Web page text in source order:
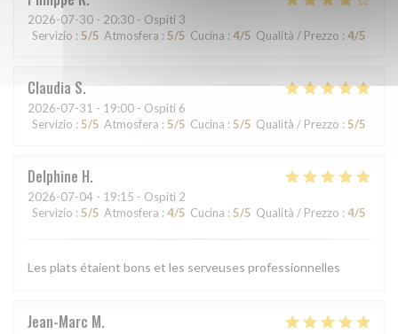
2026-07-30 - 20:30 - Ospiti 3
Servizio : 5/5 Atmosfera : 5/5 Cucina : 4/5 Qualità / Prezzo : 4/5
Claudia S
2026-07-31 - 19:00 - Ospiti 6
Servizio : 5/5 Atmosfera : 5/5 Cucina : 5/5 Qualità / Prezzo : 5/5
Delphine H
2026-07-04 - 19:15 - Ospiti 2
Servizio : 5/5 Atmosfera : 4/5 Cucina : 5/5 Qualità / Prezzo : 4/5
Les plats étaient bons et les serveuses professionnelles
Jean-Marc M